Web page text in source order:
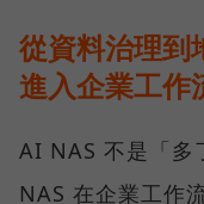
從資料治理到
進入企業工作
AI NAS 不是「多
NAS 在企業工作